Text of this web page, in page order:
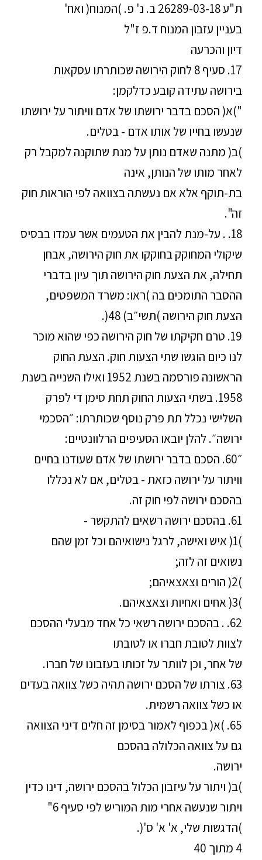
ת"ע 26289-03-18 ב. נ' פ. )המנוח( ואח'
בעניין עזבון המנוח ד.פ ז"ל
דיון והכרעה
17. סעיף 8 לחוק הירושה שכותרתו עסקאות
בירושה עתידה קובע כדלקמן:
")א( הסכם בדבר ירושתו של אדם וויתור על ירושתו
שנעשו בחייו של אותו אדם - בטלים.
)ב( מתנה שאדם נותן על מנת שתוקנה למקבל רק
לאחר מותו של הנותן, אינה
בת-תוקף אלא אם נעשתה בצוואה לפי הוראות חוק
זה".
18. . על-מנת להבין את הטעמים אשר עמדו בבסיס
שיקולי המחוקק בחוקקו את חוק הירושה, אבחן
תחילה, את הצעת חוק הירושה תוך עיון בדברי
ההסבר התומכים בה )ראו: משרד המשפטים,
הצעת חוק הירושה )תשי״ב) 48(.
19. טרם חקיקתו של חוק הירושה כפי שהוא מוכר
לנו כיום הוגשו שתי הצעות חוק. הצעת החוק
הראשונה פורסמה בשנת 1952 ואילו השנייה בשנת
1958. בשתי הצעות החוק תחת סימן די לפרק
השלישי נכלל תת פרק נוסף שכותרתו: ״הסכמי
ירושה״. להלן יובאו הסעיפים הרלוונטיים:
״60. הסכם בדבר ירושתו של אדם שעודנו בחיים
וויתור על ירושה כזאת - בטלים, אם לא נכללו
בהסכם ירושה לפי חוק זה.
61. בהסכם ירושה רשאים להתקשר -
)1( איש ואישה, לרגל נישואיהם וכל זמן שהם
נשואים זה לזה;
)2( הורים וצאצאיהם;
)3( אחים ואחיות וצאצאיהם.
62. . בהסכם ירושה רשאי כל אחד מבעלי ההסכם
לצוות לטובת חברו או לטובתו
של אחר, וכן לוותר על זכותו בעזבונו של חברו.
63. צורתו של הסכם ירושה תהיה כשל צוואה בעדים
או כשל צוואה רשמית.
65. )א( בכפוף לאמור בסימן זה חלים דיני הצוואה
גם על צוואה הכלולה בהסכם
ירושה.
)ב( ויתור על עיזבון הכלול בהסכם ירושה, דינו כדין
ויתור שנעשה אחרי מות המוריש לפי סעיף 6"
)הדגשות שלי, א' א' ס'(.
4 מתוך 40